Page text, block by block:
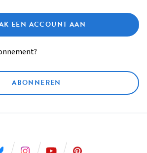
EEN ACCOUNT AAN
ABONNEREN